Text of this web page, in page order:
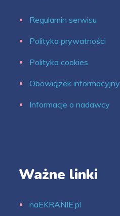
Regulamin serwisu
Polityka prywatności
Polityka cookies
Obowiązek informacyjny
Informacje o nadawcy
Ważne linki
naEKRANIE.pl